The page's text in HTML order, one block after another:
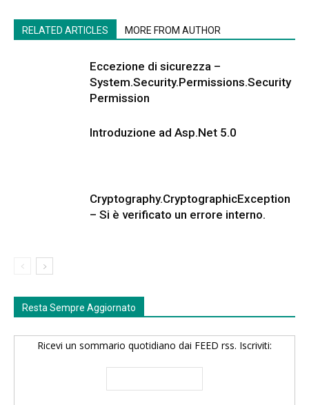
RELATED ARTICLES MORE FROM AUTHOR
Eccezione di sicurezza –
System.Security.Permissions.Security
Permission
Introduzione ad Asp.Net 5.0
Cryptography.CryptographicException
– Si è verificato un errore interno.
Resta Sempre Aggiornato
Ricevi un sommario quotidiano dai FEED rss. Iscriviti: